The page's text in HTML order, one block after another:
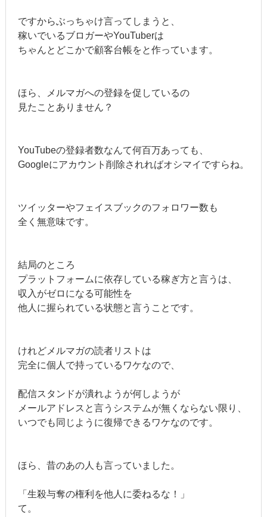
ですからぶっちゃけ言ってしまうと、
稼いでいるブロガーやYouTuberは
ちゃんとどこかで顧客台帳をと作っています。
ほら、メルマガへの登録を促しているの
見たことありません？
YouTubeの登録者数なんて何百万あっても、
Googleにアカウント削除されればオシマイですらね。
ツイッターやフェイスブックのフォロワー数も
全く無意味です。
結局のところ
プラットフォームに依存している稼ぎ方と言うは、
収入がゼロになる可能性を
他人に握られている状態と言うことです。
けれどメルマガの読者リストは
完全に個人で持っているワケなので、
配信スタンドが潰れようが何しようが
メールアドレスと言うシステムが無くならない限り、
いつでも同じように復帰できるワケなのです。
ほら、昔のあの人も言っていました。
「生殺与奪の権利を他人に委ねるな！」
て。